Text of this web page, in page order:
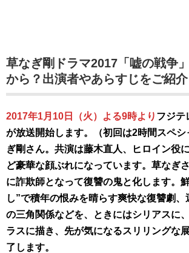
草なぎ剛ドラマ2017「嘘の戦争
から？出演者やあらすじをご紹介
2017年1月10日（火）よる9時より フジテ
が放送開始します。（初回は2時間スペ
ぎ剛さん。共演は藤木直人、ヒロイン役
ど豪華な顔ぶれになっています。草なぎ
に詐欺師となって復讐の鬼と化します。
し”で積年の恨みを晴らす爽快な復讐劇
の三角関係などを、ときにはシリアスに
ラスに描き、先が気になるスリリングな
了します。